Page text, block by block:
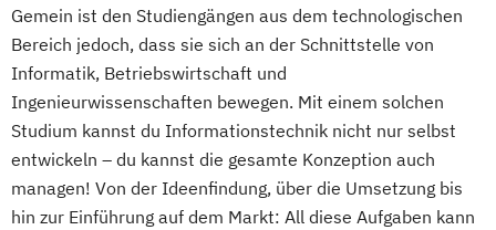
Gemein ist den Studiengängen aus dem technologischen
Bereich jedoch, dass sie sich an der Schnittstelle von
Informatik, Betriebswirtschaft und
Ingenieurwissenschaften bewegen. Mit einem solchen
Studium kannst du Informationstechnik nicht nur selbst
entwickeln – du kannst die gesamte Konzeption auch
managen! Von der Ideenfindung, über die Umsetzung bis
hin zur Einführung auf dem Markt: All diese Aufgaben kann